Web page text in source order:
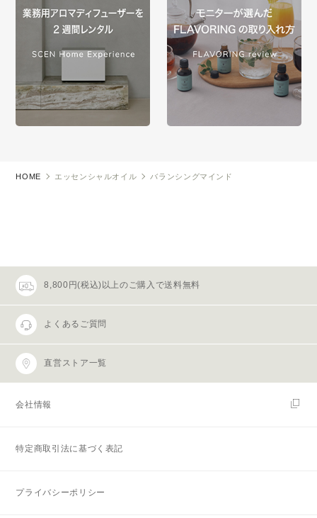
HOME エッセンシャルオイル バランシングマインド
8,800円(税込)以上のご購入で送料無料
よくあるご質問
直営ストア一覧
会社情報
特定商取引法に基づく表記
プライバシーポリシー